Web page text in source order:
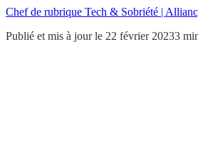
Chef de rubrique Tech & Sobriété |
Publié et mis à jour le 22 février 20233